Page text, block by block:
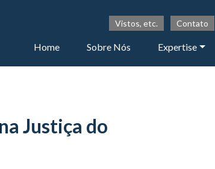
Vistos, etc. Contato
Home Sobre Nós Expertise
Justiça do